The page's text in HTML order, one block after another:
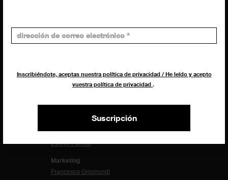
Inscribiéndote, aceptas nuestra política de privacidad / He leído y acepto
vuestra política de privacidad .
Suscripción
EQUIPO
Uros Gorgone
Federico Pazzagli
Dirección exibart.es
Administración
Evelyn Parretti
Marketing
Francesca Grismondi